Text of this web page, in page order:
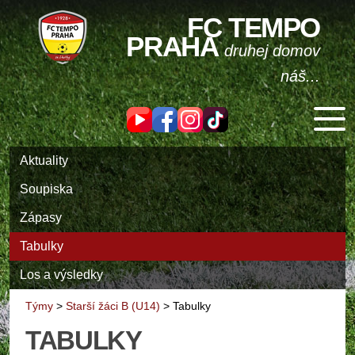
FC TEMPO
PRAHAdruhej domov
náš...
Aktuality
Soupiska
Zápasy
Tabulky
Los a výsledky
Týmy > Starší žáci B (U14) > Tabulky
TABULKY